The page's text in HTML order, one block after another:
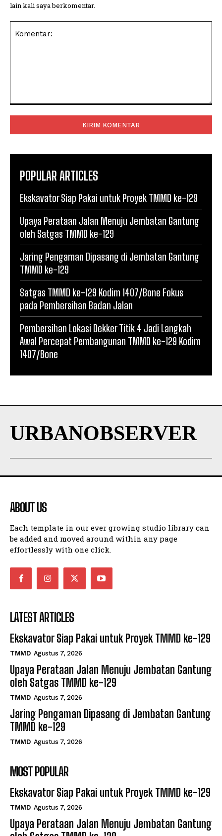
lain kali saya berkomentar.
POPULAR ARTICLES
Ekskavator Siap Pakai untuk Proyek TMMD ke-129
Upaya Perataan Jalan Menuju Jembatan Gantung
oleh Satgas TMMD ke-129
Jaring Pengaman Dipasang di Jembatan Gantung
TMMD ke-129
Satgas TMMD ke-129 Kodim 1407/Bone Fokus
pada Pembersihan Badan Jalan
Pembersihan Lokasi Dekker Titik 4 Jadi Langkah
Awal Percepat Pembangunan TMMD ke-129 Kodim
1407/Bone
URBANOBSERVER
ABOUT US
Each template in our ever growing studio library can
be added and moved around within any page
effortlessly with one click.
LATEST ARTICLES
Ekskavator Siap Pakai untuk Proyek TMMD ke-129
TMMD Agustus 7, 2026
Upaya Perataan Jalan Menuju Jembatan Gantung
oleh Satgas TMMD ke-129
TMMD Agustus 7, 2026
Jaring Pengaman Dipasang di Jembatan Gantung
TMMD ke-129
TMMD Agustus 7, 2026
MOST POPULAR
Ekskavator Siap Pakai untuk Proyek TMMD ke-129
TMMD Agustus 7, 2026
Upaya Perataan Jalan Menuju Jembatan Gantung